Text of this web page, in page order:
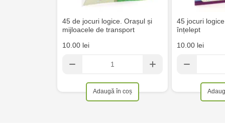
45 de jocuri logice. Orașul și
mijloacele de transport
10.00 lei
Adaugă în coș
45 jocuri
înțelept
10.00 lei